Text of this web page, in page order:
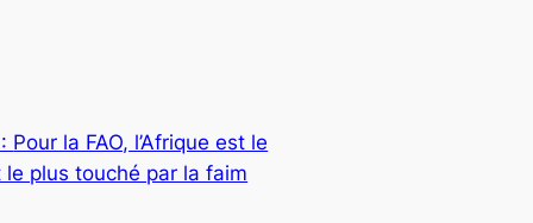
Pour la FAO, l’Afrique est le
le plus touché par la faim